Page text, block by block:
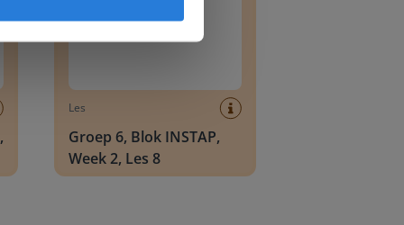
Les
Groep 6, Blok INSTAP,
Week 2, Les 8